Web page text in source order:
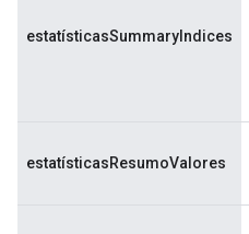
estatísticasSummaryIndices
estatísticasResumoValores